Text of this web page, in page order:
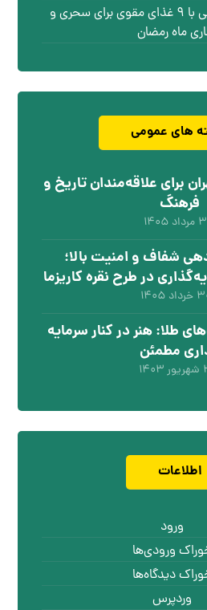
آشنایی با ۹ غذای مقوی برای سحری و
ماه رمضان
های عمومی
برای علاقه‌مندان تاریخ و
فرهنگ
۳ مرداد ۱۴۰۵
شفاف و امنیت بالا؛
در طرح نقره کاریزما
۱۴۰۵
طلا: هنر در کنار سرمایه
مطمئن
اطلاعات
ورود
ورودی‌ها
دیدگاه‌ها
وردپرس